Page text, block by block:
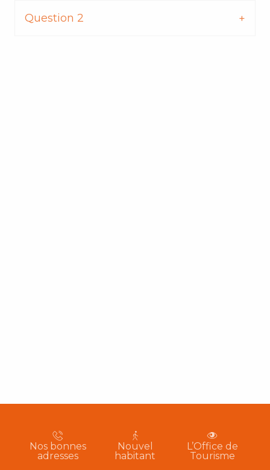
Question 2
Nos bonnes
adresses
Nouvel
habitant
L’Office de
Tourisme